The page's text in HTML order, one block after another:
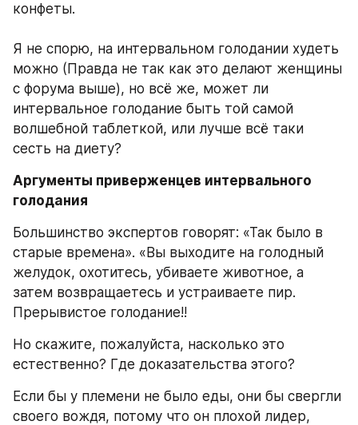
конфеты.
Я не спорю, на интервальном голодании худеть
можно (Правда не так как это делают женщины
с форума выше), но всё же, может ли
интервальное голодание быть той самой
волшебной таблеткой, или лучше всё таки
сесть на диету?
Аргументы приверженцев интервального
голодания
Большинство экспертов говорят: «Так было в
старые времена». «Вы выходите на голодный
желудок, охотитесь, убиваете животное, а
затем возвращаетесь и устраиваете пир.
Прерывистое голодание!!
Но скажите, пожалуйста, насколько это
естественно? Где доказательства этого?
Если бы у племени не было еды, они бы свергли
своего вождя, потому что он плохой лидер,